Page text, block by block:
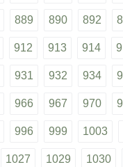
889 890 892
912 913 914
931 932 934
966 967 970
996 999 1003
1027 1029 1030